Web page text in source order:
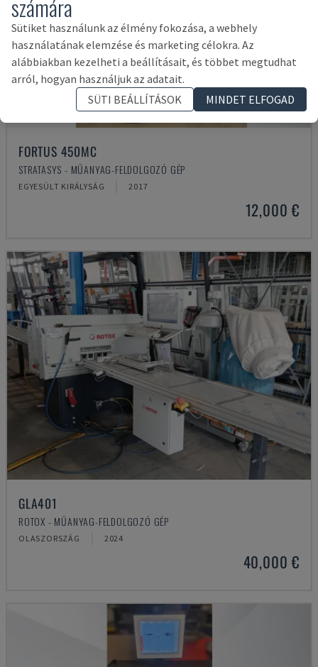
FORTUS 450MC
STRATASYS - MŰANYAG-FELDOLGOZÓ GÉP
EGYESÜLT KIRÁLYSÁG 2017
12,000 €
GLA401
ROTOX - MŰANYAG-FELDOLGOZÓ GÉP
OLASZORSZÁG 2024
40,000 €
számára
Sütiket használunk az élmény fokozása, a webhely
használatának elemzése és marketing célokra. Az
alábbiakban kezelheti a beállításait, és többet megtudhat
arról, hogyan használjuk az adatait.
SÜTI BEÁLLÍTÁSOK
MINDET ELFOGAD